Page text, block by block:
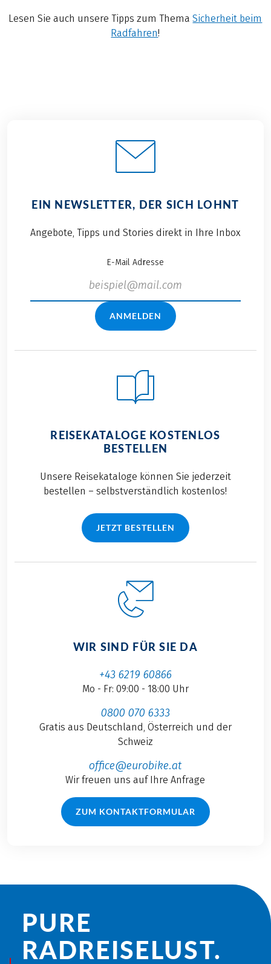
Lesen Sie auch unsere Tipps zum ThemaSicherheit beim
Radfahren!
EIN NEWSLETTER, DER SICH LOHNT
Angebote, Tipps und Stories direkt in Ihre Inbox
E-Mail Adresse
ANMELDEN
REISEKATALOGE KOSTENLOS
BESTELLEN
Unsere Reisekataloge können Sie jederzeit
bestellen – selbstverständlich kostenlos!
JETZT BESTELLEN
WIR SIND FÜR SIE DA
+43 6219 60866
Mo - Fr: 09:00 - 18:00 Uhr
0800 070 6333
Gratis aus Deutschland, Österreich und der
Schweiz
office@eurobike.at
Wir freuen uns auf Ihre Anfrage
ZUM KONTAKTFORMULAR
PURE
RADREISE­LUST.